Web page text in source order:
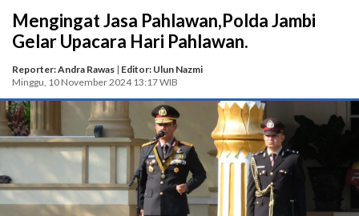
Mengingat Jasa Pahlawan,Polda Jambi
Gelar Upacara Hari Pahlawan.
Reporter: Andra Rawas | Editor: Ulun Nazmi
Minggu, 10 November 2024 13:17 WIB